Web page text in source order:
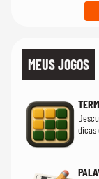
MEUS JOGOS
dicas